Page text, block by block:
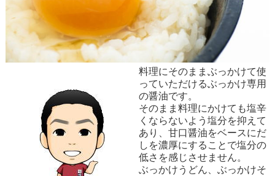
料理にそのままぶっかけて使
っていただけるぶっかけ専用
の醤油です。
そのまま料理にかけても塩辛
くならないよう塩分を抑えて
あり、甘口醤油をベースにだ
しを濃厚にすることで塩分の
低さを感じさせません。
ぶっかけうどん、ぶっかけそ